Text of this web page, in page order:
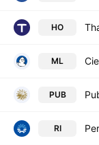
HO
ML
PUB
RI